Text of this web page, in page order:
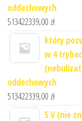
oddechowych
513422339,00 zł
który
w 4
oddechowych
513422339,00 zł
5 V (nie